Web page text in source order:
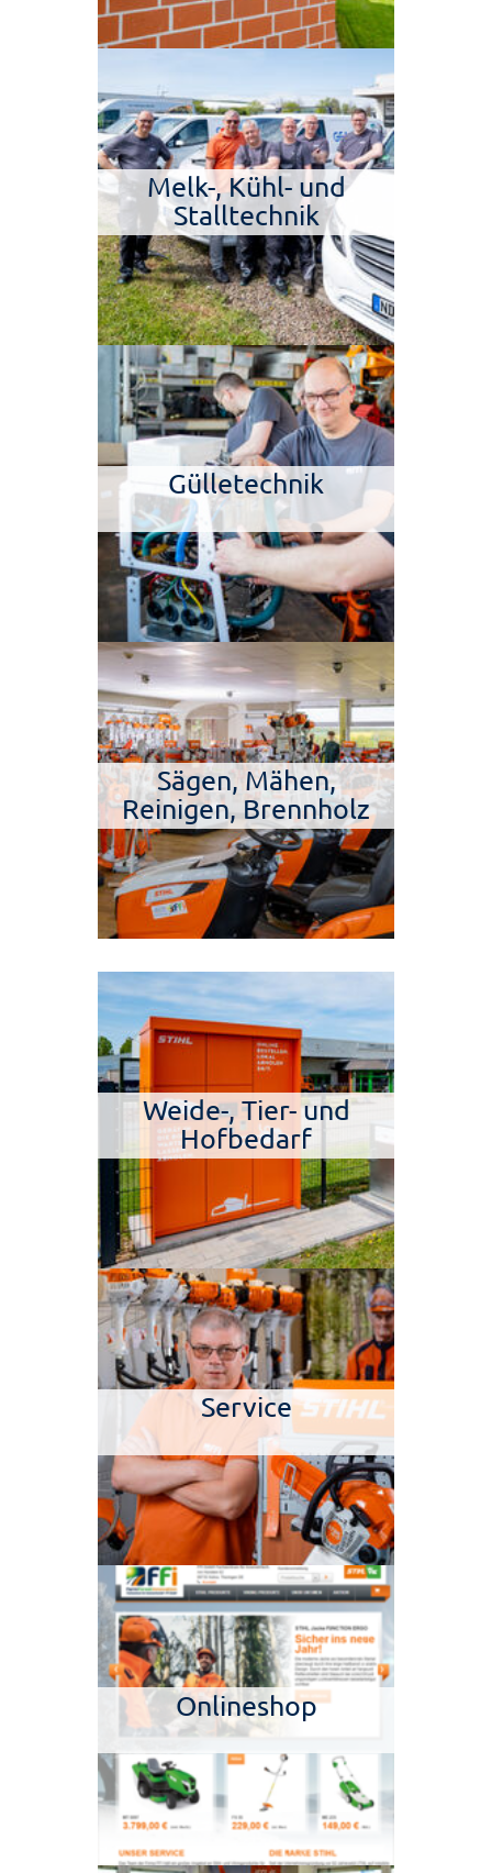
Melk-, Kühl- und
Stalltechnik
Gülletechnik
Sägen, Mähen,
Reinigen, Brennholz
Weide-, Tier- und
Hofbedarf
Service
Onlineshop